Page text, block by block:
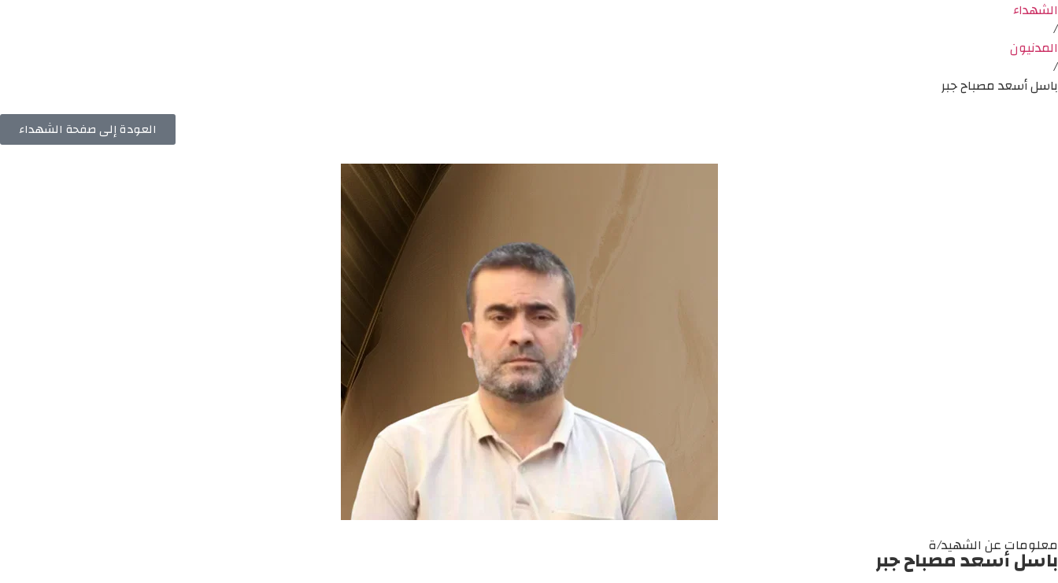
الشهداء
/
المدنيون
/
باسل أسعد مصباح جبر
العودة إلى صفحة الشهداء
معلومات عن الشهيد/ة
باسل أسعد مصباح جبر